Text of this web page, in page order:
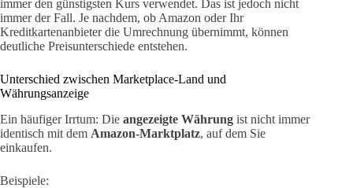
immer den günstigsten Kurs verwendet. Das ist jedoch nicht
immer der Fall. Je nachdem, ob Amazon oder Ihr
Kreditkartenanbieter die Umrechnung übernimmt, können
deutliche Preisunterschiede entstehen.
Unterschied zwischen Marketplace-Land und
Währungsanzeige
Ein häufiger Irrtum: Die angezeigte Währung ist nicht immer
identisch mit dem Amazon-Marktplatz, auf dem Sie
einkaufen.
Beispiele: